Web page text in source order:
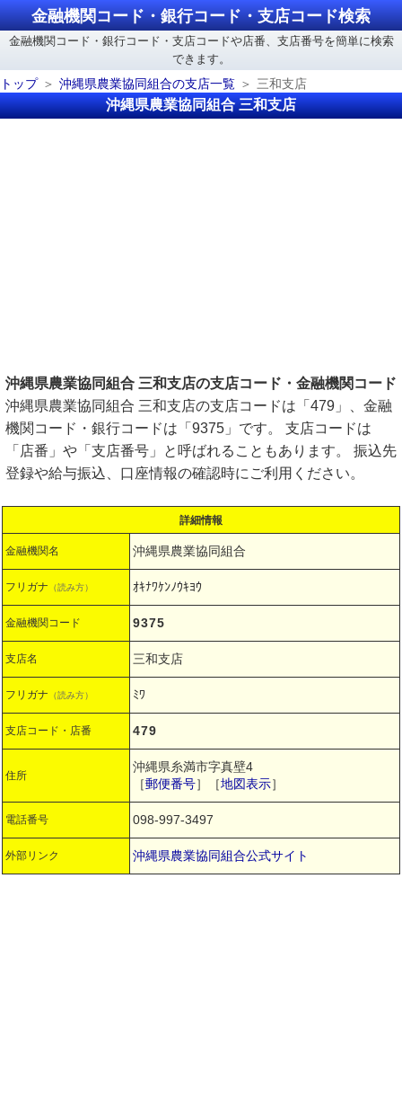
金融機関コード・銀行コード・支店コード検索
金融機関コード・銀行コード・支店コードや店番、支店番号を簡単に検索
できます。
トップ
沖縄県農業協同組合の支店一覧 三和支店
沖縄県農業協同組合 三和支店
沖縄県農業協同組合 三和支店の支店コード・金融機関コード
沖縄県農業協同組合 三和支店の支店コードは「479」、金融
機関コード・銀行コードは「9375」です。 支店コードは
「店番」や「支店番号」と呼ばれることもあります。 振込先
登録や給与振込、口座情報の確認時にご利用ください。
詳細情報
金融機関名 沖縄県農業協同組合
フリガナ （読み方） ｵｷﾅﾜｹﾝﾉｳｷﾖｳ
金融機関コード 9375
支店名 三和支店
フリガナ （読み方） ﾐﾜ
支店コード・店番 479
住所
沖縄県糸満市字真壁4
［郵便番号］［地図表示］
電話番号 098-997-3497
外部リンク 沖縄県農業協同組合公式サイト